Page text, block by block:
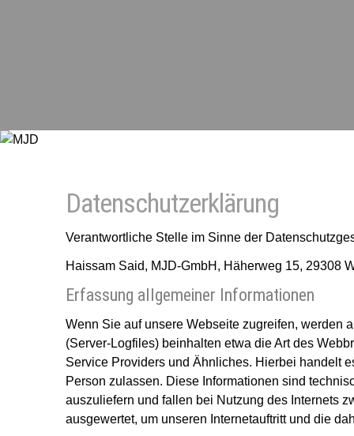
Datenschutzerklärung
Verantwortliche Stelle im Sinne der
Haissam Said, MJD-GmbH, Häherweg 15, 29308
Erfassung allgemeiner Informationen
Wenn Sie auf unsere Webseite zugreifen, werden
(Server-Logfiles) beinhalten etwa die Art des
Service Providers und Ähnliches. Hierbei handelt
Person zulassen. Diese Informationen sind
auszuliefern und fallen bei Nutzung des Internets
ausgewertet, um unseren Internetauftritt und die